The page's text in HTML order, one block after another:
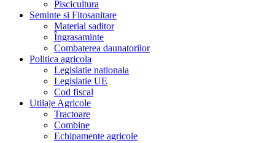
Piscicultura
Seminte si Fitosanitare
Material saditor
Îngrasaminte
Combaterea daunatorilor
Politica agricola
Legislatie nationala
Legislatie UE
Cod fiscal
Utilaje Agricole
Tractoare
Combine
Echipamente agricole